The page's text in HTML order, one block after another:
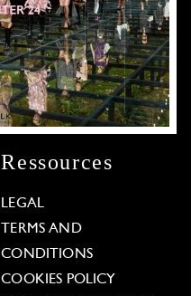
Ressources
LEGAL
TERMS AND
CONDITIONS
COOKIES POLICY